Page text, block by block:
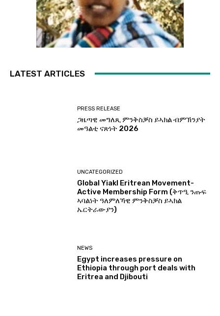
LATEST ARTICLES
PRESS RELEASE
ጋዜጣዊ መግለጺ ምንቅስቓስ ይኣክል ብምኽንያት
መዓልቲ ናጽነት 2026
UNCATEGORIZED
Global Yiakl Eritrean Movement-
Active Membership Form (ቅጥዒ ንጡፍ
ኣባልነት ዓለምለኻዊ ምንቅስቓስ ይኣክል
ኤርትራውያን)
NEWS
Egypt increases pressure on
Ethiopia through port deals with
Eritrea and Djibouti